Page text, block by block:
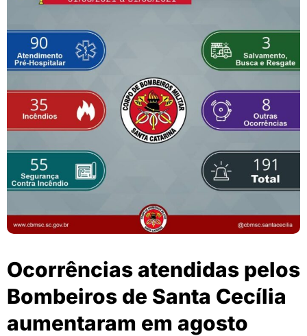
Ocorrências atendidas pelos
Bombeiros de Santa Cecília
aumentaram em agosto